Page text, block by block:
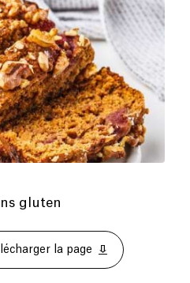
gluten
la page